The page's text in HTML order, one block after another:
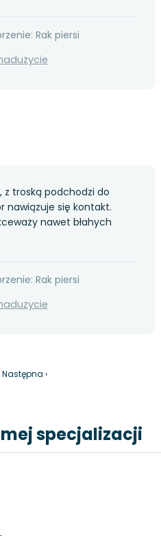
Rak piersi
troską podchodzi do
nawiązuje się kontakt.
nawet błahych
Rak piersi
Następna ›
specjalizacji